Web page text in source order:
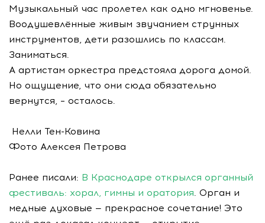
Музыкальный час пролетел как одно мгновенье.
Воодушевлённые живым звучанием струнных
инструментов, дети разошлись по классам.
Заниматься.
А артистам оркестра предстояла дорога домой.
Но ощущение, что они сюда обязательно
вернутся, – осталось.
Нелли Тен-Ковина
Фото Алексея Петрова
Ранее писали: В Краснодаре открылся органный
фестиваль: хорал, гимны и оратория. Орган и
медные духовые — прекрасное сочетание! Это